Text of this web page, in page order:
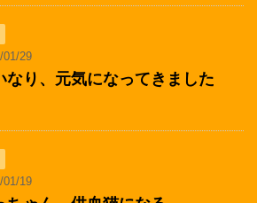
01/29
なり、元気になってきました
01/19